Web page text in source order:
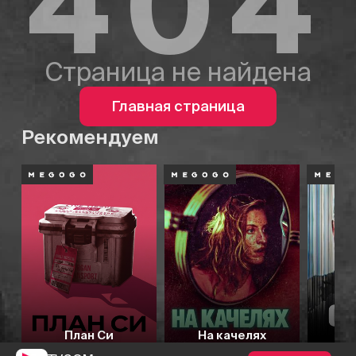
Страница не найдена
Главная страница
Рекомендуем
План Си На качелях